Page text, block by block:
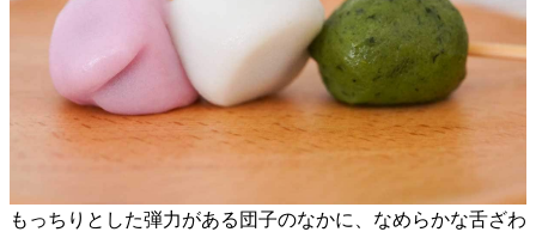
もっちりとした弾力がある団子のなかに、なめらかな舌ざわ